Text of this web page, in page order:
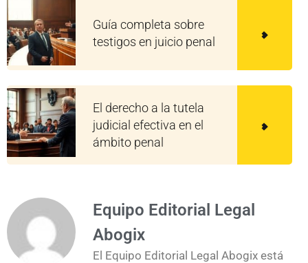
Guía completa sobre
testigos en juicio penal
El derecho a la tutela
judicial efectiva en el
ámbito penal
Equipo Editorial Legal
Abogix
El Equipo Editorial Legal Abogix está